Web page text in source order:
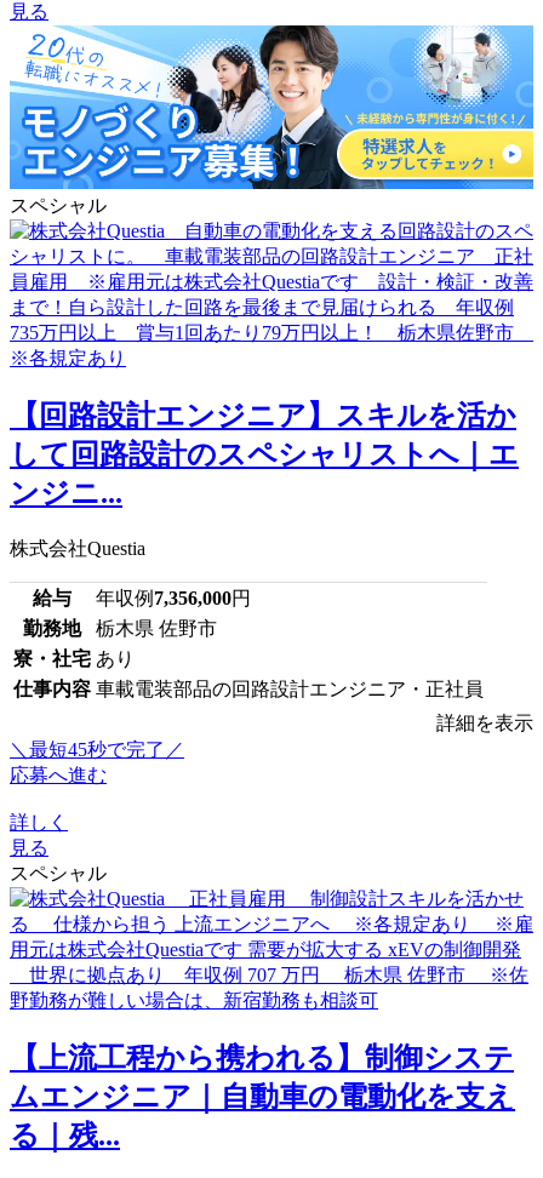
見る
スペシャル
【回路設計エンジニア】スキルを活か
して回路設計のスペシャリストへ｜エ
ンジニ...
株式会社Questia
給与 年収例 7,356,000円
勤務地
栃木県 佐野市
寮・社宅 あり
仕事内容 車載電装部品の回路設計エンジニア・正社員
詳細を表示
＼最短45秒で完了／
応募へ進む
詳しく
見る
スペシャル
【上流工程から携われる】制御システ
ムエンジニア｜自動車の電動化を支え
る｜残...